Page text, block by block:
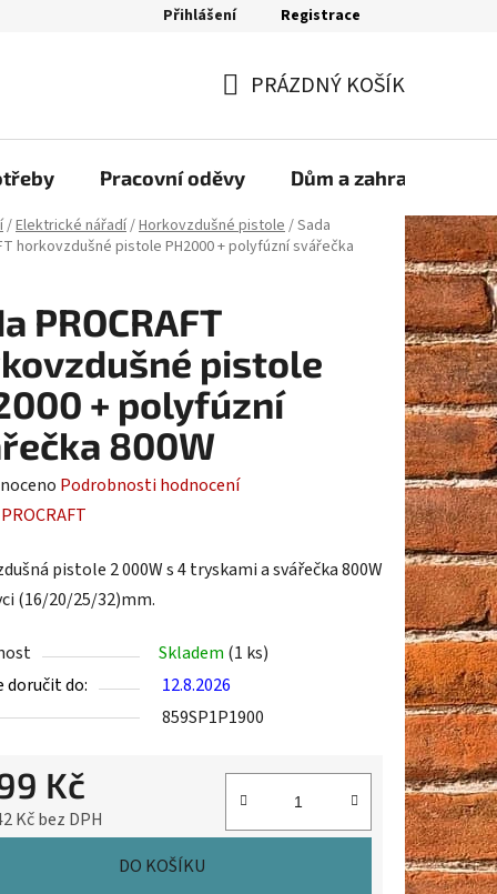
Přihlášení Registrace
KOŠÍK
PRÁZDNÝ KOŠÍK
Pracovní oděvy Dům a zahrada
/Elektrické nářadí/Horkovzdušné pistole/Sada
horkovzdušné pistole PH2000 + polyfúzní svářečka
PROCRAFT
pistole
+ polyfúzní
800W
Podrobnosti hodnocení
PROCRAFT
pistole 2 000W s 4 tryskami a svářečka 800W
(16/20/25/32)mm.
Skladem (1 ks)
doručit do:
12.8.2026
859SP1P1900
Kč
Kč bez DPH
DO KOŠÍKU